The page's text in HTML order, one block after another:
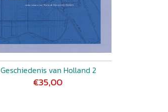
Geschiedenis van Holland 2
€35,00